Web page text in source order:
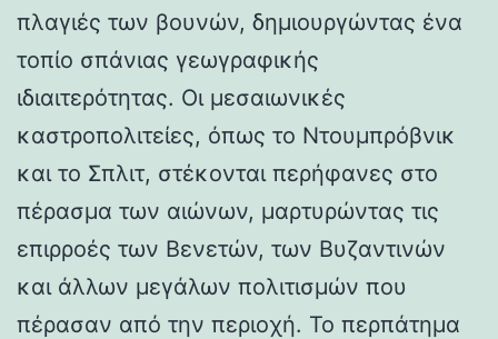
πλαγιές των βουνών, δημιουργώντας ένα
τοπίο σπάνιας γεωγραφικής
ιδιαιτερότητας. Οι μεσαιωνικές
καστροπολιτείες, όπως το Ντουμπρόβνικ
και το Σπλιτ, στέκονται περήφανες στο
πέρασμα των αιώνων, μαρτυρώντας τις
επιρροές των Βενετών, των Βυζαντινών
και άλλων μεγάλων πολιτισμών που
πέρασαν από την περιοχή. Το περπάτημα